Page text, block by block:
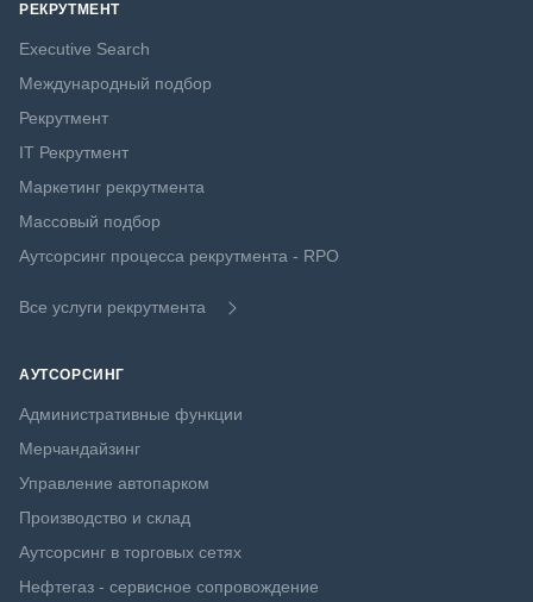
РЕКРУТМЕНТ
Executive Search
Международный подбор
Рекрутмент
IT Рекрутмент
Маркетинг рекрутмента
Массовый подбор
Аутсорсинг процесса рекрутмента - RPO
Все услуги рекрутмента
АУТСОРСИНГ
Административные функции
Мерчандайзинг
Управление автопарком
Производство и склад
Аутсорсинг в торговых сетях
Нефтегаз - сервисное сопровождение